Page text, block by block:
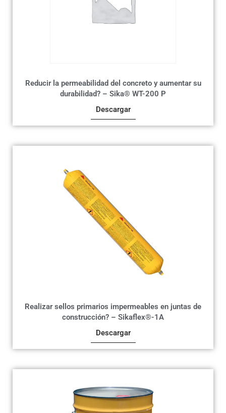
Reducir la permeabilidad del concreto y aumentar su
durabilidad? – Sika® WT-200 P
Descargar
Realizar sellos primarios impermeables en juntas de
construcción? – Sikaflex®-1A
Descargar